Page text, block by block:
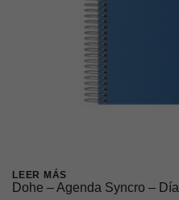
LEER MÁS
Dohe – Agenda Syncro –